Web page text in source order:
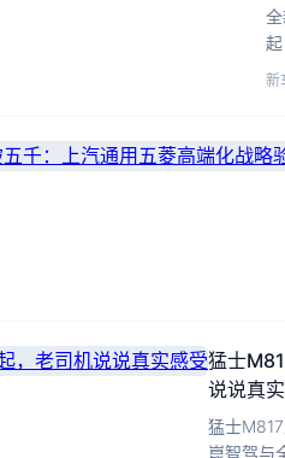
驾
新
猛士
说说真
猛士
崑智驾与